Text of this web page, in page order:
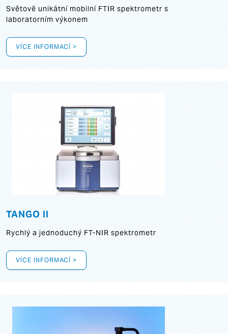
Světově unikátní mobilní FTIR spektrometr s
laboratorním výkonem
VÍCE INFORMACÍ >
TANGO II
Rychlý a jednoduchý FT-NIR spektrometr
VÍCE INFORMACÍ >